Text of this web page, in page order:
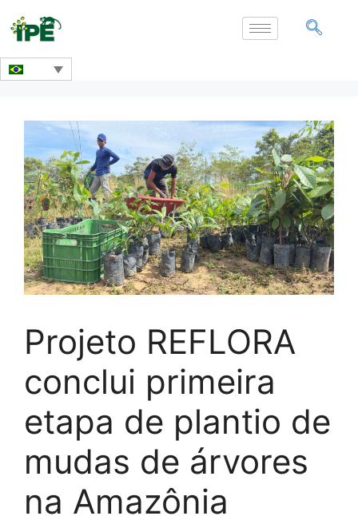
Projeto REFLORA
conclui primeira
etapa de plantio de
mudas de árvores
na Amazônia